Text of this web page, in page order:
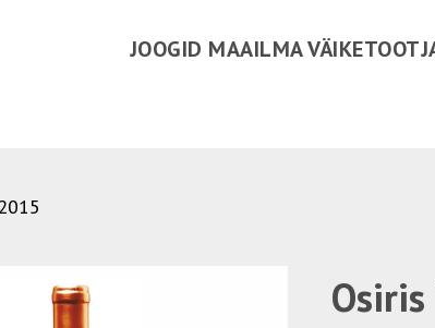
JOOGID MAAILMA